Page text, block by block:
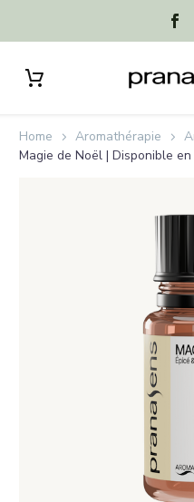
Home Aromathérapie
Magie de Noël | Disponible